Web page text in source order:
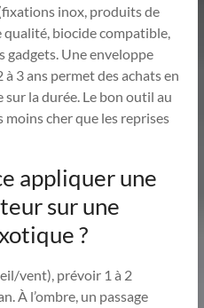
inox, produits de
qualité, biocide compatible,
gadgets. Une enveloppe
3 ans permet des achats en
la durée. Le bon outil au
cher que les reprises
appliquer une
sur une
?
vent), prévoir 1 à 2
À l’ombre, un passage